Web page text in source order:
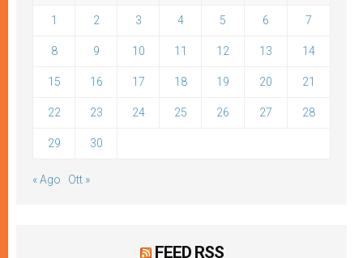
1 2 3 4 5 6 7
8 9 10 11 12 13 14
15 16 17 18 19 20 21
22 23 24 25 26 27 28
29 30
« Ago Ott »
FEED RSS